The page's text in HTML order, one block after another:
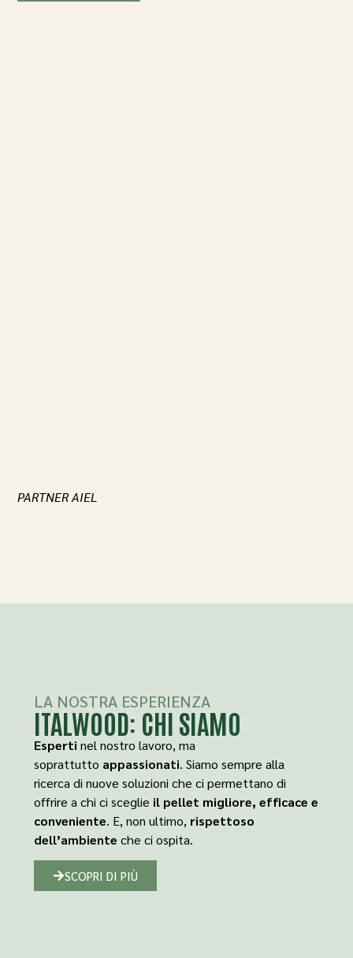
PARTNER AIEL
LA NOSTRA ESPERIENZA
ITALWOOD: CHI SIAMO
Esperti nel nostro lavoro, ma
soprattutto appassionati. Siamo sempre alla
ricerca di nuove soluzioni che ci permettano di
offrire a chi ci sceglie il pellet migliore, efficace e
conveniente. E, non ultimo, rispettoso
dell’ambiente che ci ospita.
SCOPRI DI PIÙ